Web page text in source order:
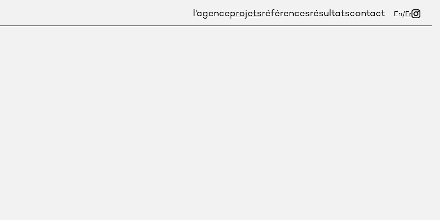
l'agenceprojetsréférencesrésultatscontact En/Fr